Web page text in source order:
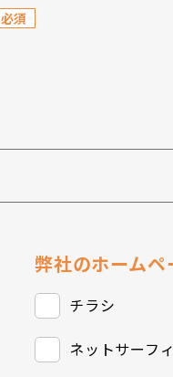
必須
弊社のホームペ
チラシ
ネットサーフ